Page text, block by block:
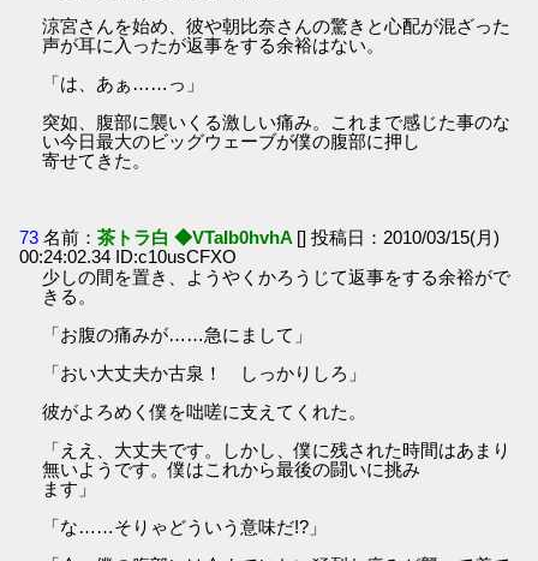
涼宮さんを始め、彼や朝比奈さんの驚きと心配が混ざった
声が耳に入ったが返事をする余裕はない。
「は、あぁ……っ」
突如、腹部に襲いくる激しい痛み。これまで感じた事のな
い今日最大のビッグウェーブが僕の腹部に押し
寄せてきた。
73 名前：茶トラ白 ◆VTaIb0hvhA [] 投稿日：2010/03/15(月)
00:24:02.34 ID:c10usCFXO
少しの間を置き、ようやくかろうじて返事をする余裕がで
きる。
「お腹の痛みが……急にまして」
「おい大丈夫か古泉！ しっかりしろ」
彼がよろめく僕を咄嗟に支えてくれた。
「ええ、大丈夫です。しかし、僕に残された時間はあまり
無いようです。僕はこれから最後の闘いに挑み
ます」
「な……そりゃどういう意味だ!?」